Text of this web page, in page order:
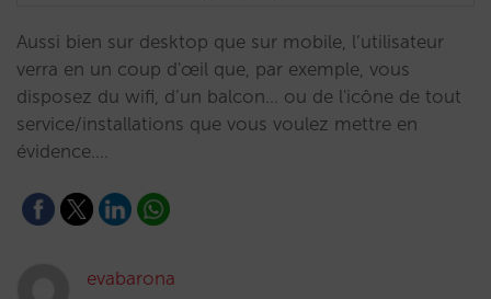
Aussi bien sur desktop que sur mobile, l’utilisateur
verra en un coup d'œil que, par exemple, vous
disposez du wifi, d’un balcon... ou de l'icône de tout
service/installations que vous voulez mettre en
évidence.…
evabarona